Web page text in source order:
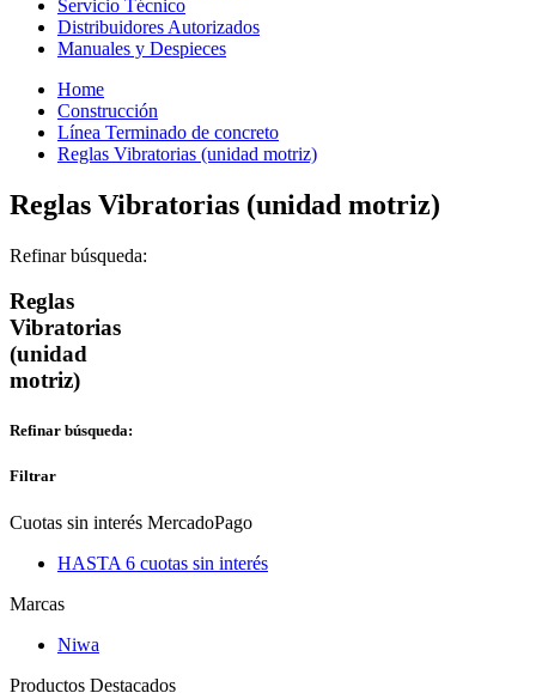
Servicio Técnico
Distribuidores Autorizados
Manuales y Despieces
Home
Construcción
Línea Terminado de concreto
Reglas Vibratorias (unidad motriz)
Reglas Vibratorias (unidad motriz)
Refinar búsqueda:
Reglas
Vibratorias
(unidad
motriz)
Refinar búsqueda:
Filtrar
Cuotas sin interés MercadoPago
HASTA 6 cuotas sin interés
Marcas
Niwa
Productos Destacados